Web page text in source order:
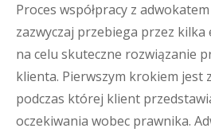
Proces współpracy z
zazwyczaj przebiega przez
na celu skuteczne rozwiązanie
klienta. Pierwszym krokiem jest
podczas której klient
oczekiwania wobec prawnika.